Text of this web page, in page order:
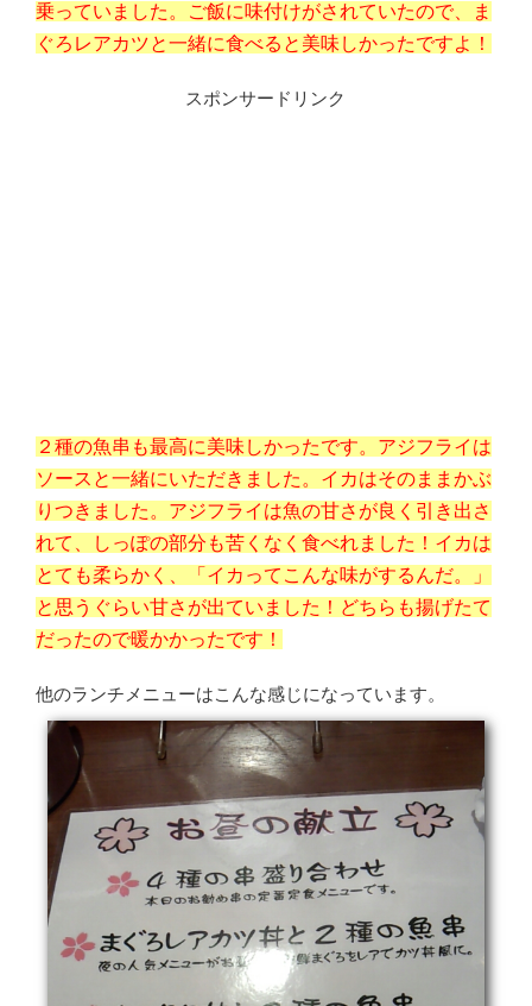
乗っていました。ご飯に味付けがされていたので、ま
ぐろレアカツと一緒に食べると美味しかったですよ！
スポンサードリンク
２種の魚串も最高に美味しかったです。アジフライは
ソースと一緒にいただきました。イカはそのままかぶ
りつきました。アジフライは魚の甘さが良く引き出さ
れて、しっぽの部分も苦くなく食べれました！イカは
とても柔らかく、「イカってこんな味がするんだ。」
と思うぐらい甘さが出ていました！どちらも揚げたて
だったので暖かかったです！
他のランチメニューはこんな感じになっています。